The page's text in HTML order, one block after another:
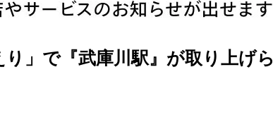
」で『武庫川駅』が取り上げら